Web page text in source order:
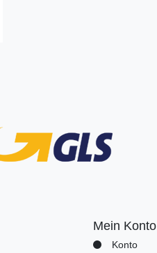
Mein Konto
Konto